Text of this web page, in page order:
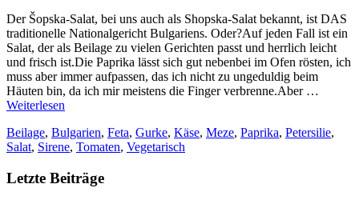
Der Šopska-Salat, bei uns auch als Shopska-Salat bekannt, ist DAS
traditionelle Nationalgericht Bulgariens. Oder?Auf jeden Fall ist ein
Salat, der als Beilage zu vielen Gerichten passt und herrlich leicht
und frisch ist.Die Paprika lässt sich gut nebenbei im Ofen rösten, ich
muss aber immer aufpassen, das ich nicht zu ungeduldig beim
Häuten bin, da ich mir meistens die Finger verbrenne.Aber …
Weiterlesen
Beilage, Bulgarien, Feta, Gurke, Käse, Meze, Paprika, Petersilie,
Salat, Sirene, Tomaten, Vegetarisch
Letzte Beiträge